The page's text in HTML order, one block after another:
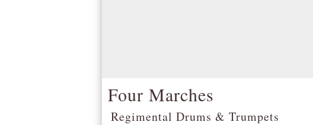
Four Marches
Regimental Drums & Trumpets